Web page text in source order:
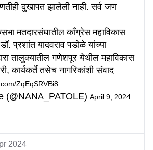
दुखापत झालेली नाही. सर्व जण
मतदारसंघातील काँग्रेस महाविकास
प्रशांत यादवराव पडोळे यांच्या
तालुक्यातील गणेशपूर येथील महाविकास
कार्यकर्ते तसेच नागरिकांशी संवाद
ZqEqSRVBi8
(@NANA_PATOLE) April 9, 2024
2024